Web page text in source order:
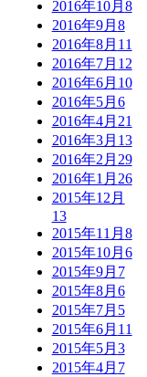
2016年10月 8
2016年9月 8
2016年8月 11
2016年7月 12
2016年6月 10
2016年5月 6
2016年4月 21
2016年3月 13
2016年2月 29
2016年1月 26
2015年12月
13
2015年11月 8
2015年10月 6
2015年9月 7
2015年8月 6
2015年7月 5
2015年6月 11
2015年5月 3
2015年4月 7